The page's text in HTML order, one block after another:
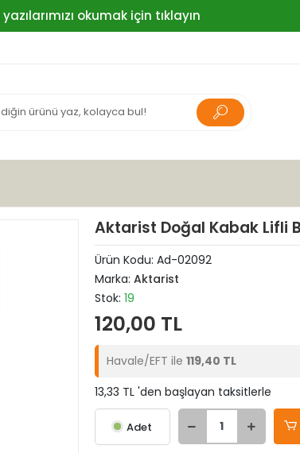
okumak için tıklayın
Aktarist Doğal Kabak Lifli
Ürün Kodu: Ad-02092
Marka: Aktarist
Stok: 19
120,00 TL
Havale/EFT ile 119,40 TL
13,33 TL 'den başlayan taksitlerle
Adet